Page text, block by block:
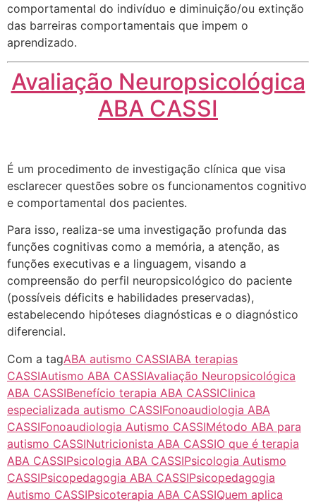
comportamental do indivíduo e diminuição/ou extinção
das barreiras comportamentais que impem o
aprendizado.
Avaliação Neuropsicológica
ABA CASSI
É um procedimento de investigação clínica que visa
esclarecer questões sobre os funcionamentos cognitivo
e comportamental dos pacientes.
Para isso, realiza-se uma investigação profunda das
funções cognitivas como a memória, a atenção, as
funções executivas e a linguagem, visando a
compreensão do perfil neuropsicológico do paciente
(possíveis déficits e habilidades preservadas),
estabelecendo hipóteses diagnósticas e o diagnóstico
diferencial.
Com a tagABA autismo CASSIABA terapias
CASSIAutismo ABA CASSIAvaliação Neuropsicológica
ABA CASSIBenefício terapia ABA CASSIClinica
especializada autismo CASSIFonoaudiologia ABA
CASSIFonoaudiologia Autismo CASSIMétodo ABA para
autismo CASSINutricionista ABA CASSIO que é terapia
ABA CASSIPsicologia ABA CASSIPsicologia Autismo
CASSIPsicopedagogia ABA CASSIPsicopedagogia
Autismo CASSIPsicoterapia ABA CASSIQuem aplica